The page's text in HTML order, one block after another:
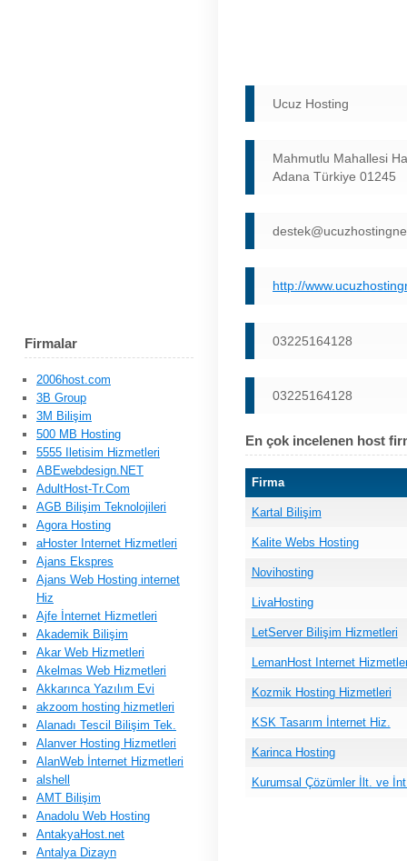
Ucuz Hosting
Mahmutlu Mahallesi
Adana Türkiye 01245
http://
03225164128
03225164128
En çok incelenen host
Firma
Kartal Bilişim
Kalite Webs Hosting
Novihosting
LivaHosting
LetServer Bilişim Hizmetleri
LemanHost Internet
Kozmik Hosting Hizmetleri
KSK Tasarım İnternet Hiz.
Karinca Hosting
Kurumsal Çözümler İlt. ve
Firmalar
2006host.com
3B Group
3M Bilişim
500 MB Hosting
5555 Iletisim Hizmetleri
ABEwebdesign.NET
AdultHost-Tr.Com
AGB Bilişim Teknolojileri
Agora Hosting
aHoster Internet Hizmetleri
Ajans Ekspres
Ajans Web Hosting internet
Hiz
Ajfe İnternet Hizmetleri
Akademik Bilişim
Akar Web Hizmetleri
Akelmas Web Hizmetleri
Akkarınca Yazılım Evi
akzoom hosting hizmetleri
Alanadı Tescil Bilişim Tek.
Alanver Hosting Hizmetleri
AlanWeb İnternet Hizmetleri
alshell
AMT Bilişim
Anadolu Web Hosting
AntakyaHost.net
Antalya Dizayn